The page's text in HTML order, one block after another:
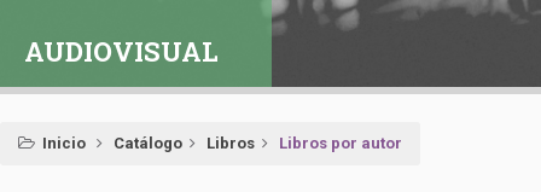
AUDIOVISUAL
Inicio Catálogo Libros Libros por autor